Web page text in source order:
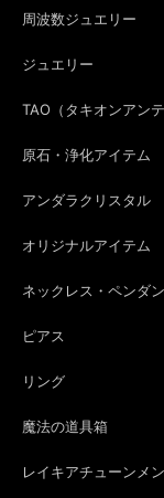
周波数ジュエリー
ジュエリー
TAO（タキオンアン
原石・浄化アイテム
アンダラクリスタル
オリジナルアイテム
ネックレス・ペンダ
ピアス
リング
魔法の道具箱
レイキアチューンメ